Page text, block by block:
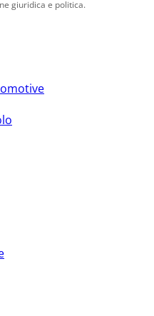
giuridica e politica.